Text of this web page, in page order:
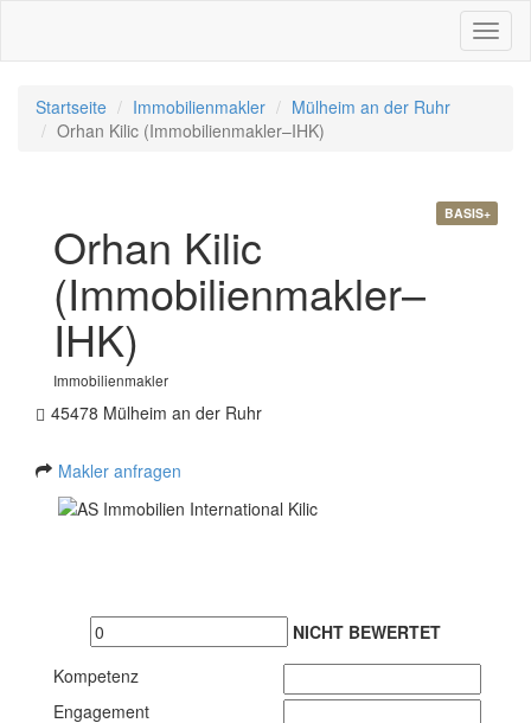
Startseite Immobilienmakler
Mülheim an der Ruhr
Orhan Kilic (Immobilienmakler–IHK)
Orhan Kilic
(Immobilienmakler–
IHK)
BASIS+
Immobilienmakler
45478 Mülheim an der Ruhr
Makler anfragen
NICHT BEWERTET
Kompetenz
Engagement